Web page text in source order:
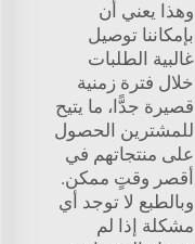
وهذا يعني أن
بإمكاننا توصيل
غالبية الطلبات
خلال فترة زمنية
قصيرة جدًّا، ما يتيح
للمشترين الحصول
على منتجاتهم في
أقصر وقتٍ ممكن.
وبالطبع لا توجد أي
مشكلة إذا لم